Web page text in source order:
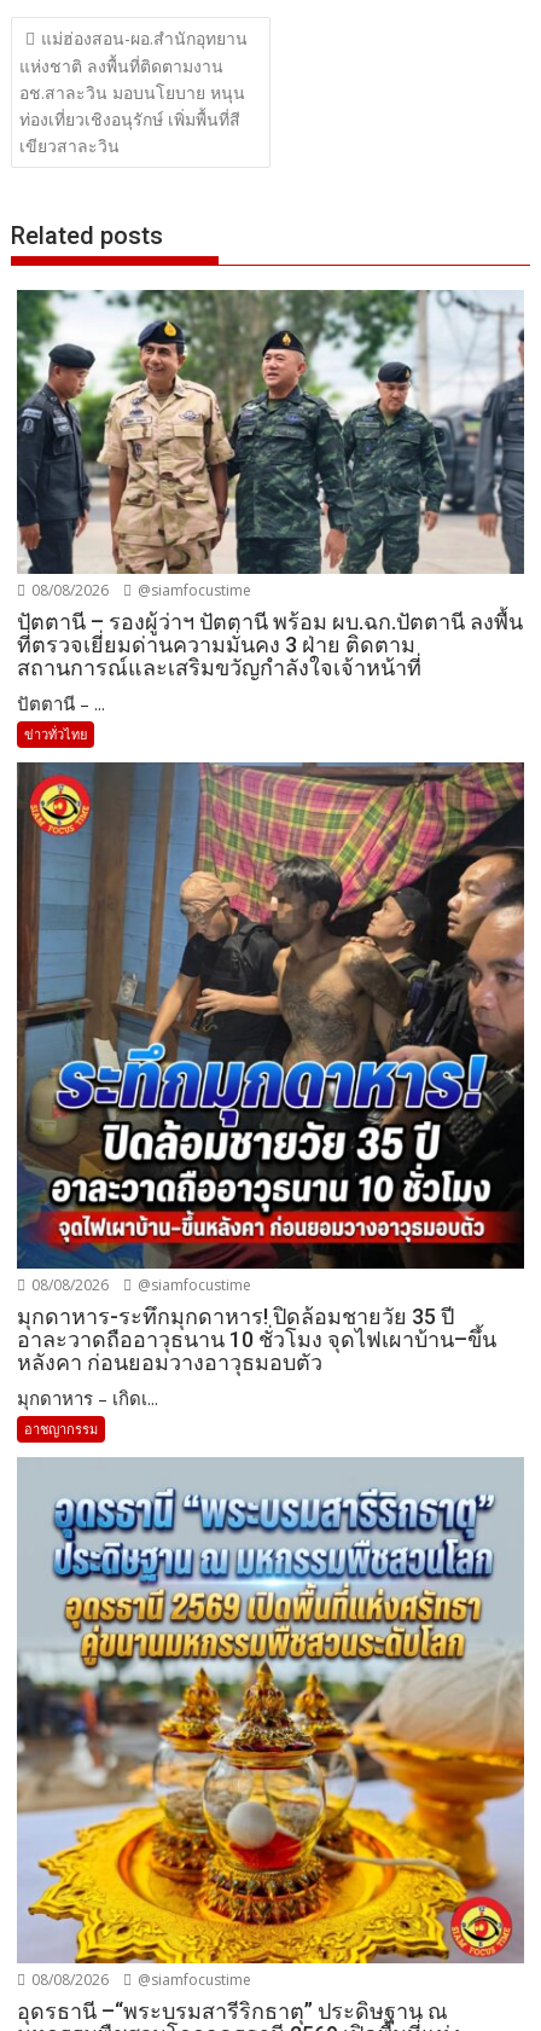
แนะแนว
เรื่อง
แม่ฮ่องสอน-ผอ.สำนักอุทยาน
แห่งชาติ ลงพื้นที่ติดตามงาน
อช.สาละวิน มอบนโยบาย หนุน
ท่องเที่ยวเชิงอนุรักษ์ เพิ่มพื้นที่สี
เขียวสาละวิน
Related posts
08/08/2026 @siamfocustime
ปัตตานี – รองผู้ว่าฯ ปัตตานี พร้อม ผบ.ฉก.ปัตตานี ลงพื้น
ที่ตรวจเยี่ยมด่านความมั่นคง 3 ฝ่าย ติดตาม
สถานการณ์และเสริมขวัญกำลังใจเจ้าหน้าที่
ปัตตานี – ...
ข่าวทั่วไทย
08/08/2026 @siamfocustime
มุกดาหาร-ระทึกมุกดาหาร! ปิดล้อมชายวัย 35 ปี
อาละวาดถืออาวุธนาน 10 ชั่วโมง จุดไฟเผาบ้าน–ขึ้น
หลังคา ก่อนยอมวางอาวุธมอบตัว
มุกดาหาร – เกิดเ...
อาชญากรรม
08/08/2026 @siamfocustime
อุดรธานี –“พระบรมสารีริกธาตุ” ประดิษฐาน ณ